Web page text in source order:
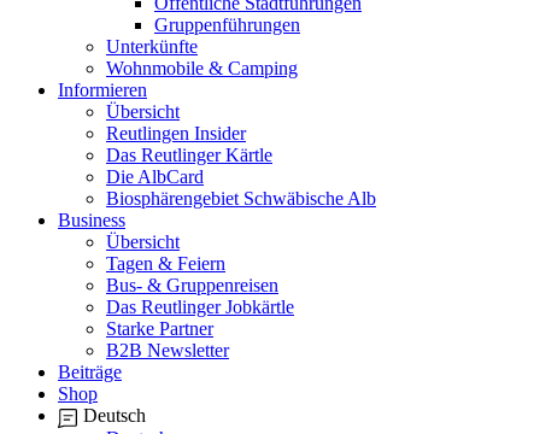
Gruppenführungen
Unterkünfte
Wohnmobile & Camping
Informieren
Übersicht
Reutlingen Insider
Das Reutlinger Kärtle
Die AlbCard
Biosphärengebiet Schwäbische Alb
Business
Übersicht
Tagen & Feiern
Bus- & Gruppenreisen
Das Reutlinger Jobkärtle
Starke Partner
B2B Newsletter
Beiträge
Shop
Deutsch